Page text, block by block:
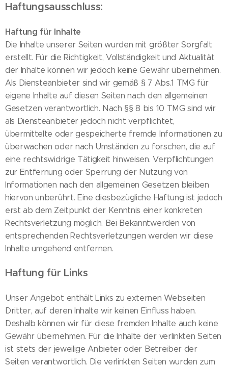
Haftungsausschluss:
Haftung für Inhalte
Die Inhalte unserer Seiten wurden mit größter Sorgfalt
erstellt. Für die Richtigkeit, Vollständigkeit und Aktualität
der Inhalte können wir jedoch keine Gewähr übernehmen.
Als Diensteanbieter sind wir gemäß § 7 Abs.1 TMG für
eigene Inhalte auf diesen Seiten nach den allgemeinen
Gesetzen verantwortlich. Nach §§ 8 bis 10 TMG sind wir
als Diensteanbieter jedoch nicht verpflichtet,
übermittelte oder gespeicherte fremde Informationen zu
überwachen oder nach Umständen zu forschen, die auf
eine rechtswidrige Tätigkeit hinweisen. Verpflichtungen
zur Entfernung oder Sperrung der Nutzung von
Informationen nach den allgemeinen Gesetzen bleiben
hiervon unberührt. Eine diesbezügliche Haftung ist jedoch
erst ab dem Zeitpunkt der Kenntnis einer konkreten
Rechtsverletzung möglich. Bei Bekanntwerden von
entsprechenden Rechtsverletzungen werden wir diese
Inhalte umgehend entfernen.
Haftung für Links
Unser Angebot enthält Links zu externen Webseiten
Dritter, auf deren Inhalte wir keinen Einfluss haben.
Deshalb können wir für diese fremden Inhalte auch keine
Gewähr übernehmen. Für die Inhalte der verlinkten Seiten
ist stets der jeweilige Anbieter oder Betreiber der
Seiten verantwortlich. Die verlinkten Seiten wurden zum